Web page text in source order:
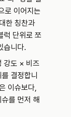
로 이어지는
한 칭찬과
럭 단위로 쪼
습니다.
강도 × 비즈
결정합니
이슈보다,
를 먼저 해